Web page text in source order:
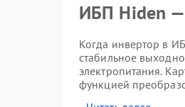
ИБП Hiden —
Когда инвертор в
стабильное
электропитания.
функцией